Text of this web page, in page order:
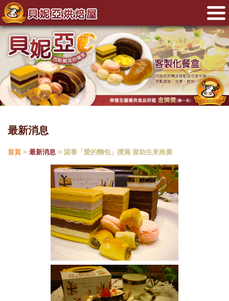
最新消息
首頁 > 最新消息 > 認養「愛的麵包」撲滿 資助生來推廣